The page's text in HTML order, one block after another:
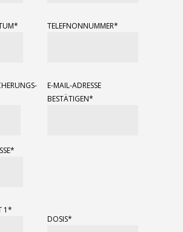
1*
TELEFNONNUMMER*
E-MAIL-ADRESSE
BESTÄTIGEN*
DOSIS*